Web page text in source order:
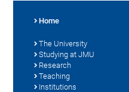
Home
The University
Studying at JMU
Research
Teaching
Institutions